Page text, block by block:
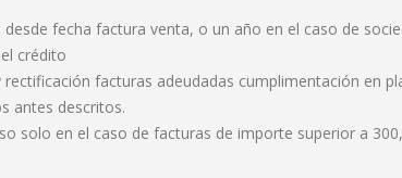
desde fecha factura venta, o un año en el caso de
crédito
facturas adeudadas cumplimentación en
antes descritos.
solo en el caso de facturas de importe superior a